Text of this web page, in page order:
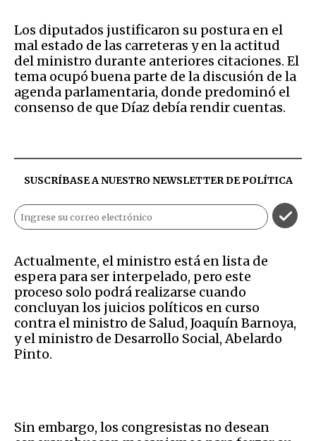
Los diputados justificaron su postura en el
mal estado de las carreteras y en la actitud
del ministro durante anteriores citaciones. El
tema ocupó buena parte de la discusión de la
agenda parlamentaria, donde predominó el
consenso de que Díaz debía rendir cuentas.
SUSCRÍBASE A NUESTRO NEWSLETTER DEPOLÍTICA
Actualmente, el ministro está en lista de
espera para ser interpelado, pero este
proceso solo podrá realizarse cuando
concluyan los juicios políticos en curso
contra el ministro de Salud, Joaquín Barnoya,
y el ministro de Desarrollo Social, Abelardo
Pinto.
Sin embargo, los congresistas no desean